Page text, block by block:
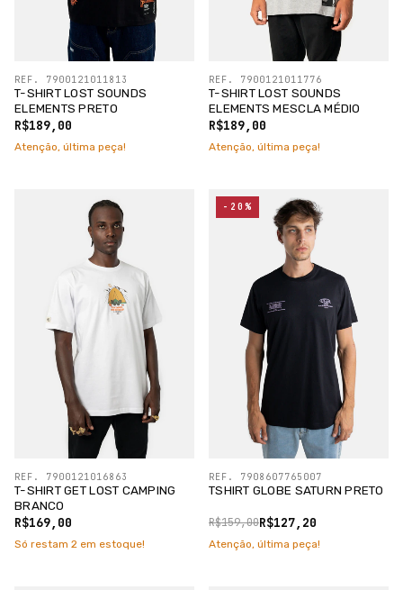
T-SHIRT LOST SOUNDS
ELEMENTS PRETO
R$189,00
REF. 7900121011813
Atenção, última peça!
T-SHIRT LOST SOUNDS
ELEMENTS MESCLA MÉDIO
R$189,00
REF. 7900121011776
Atenção, última peça!
T-SHIRT GET LOST CAMPING
BRANCO
R$169,00
REF. 7900121016863
Só restam 2 em estoque!
TSHIRT GLOBE SATURN PRETO
R$127,20
R$159,00
REF. 7908607765007
-20%
Atenção, última peça!